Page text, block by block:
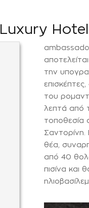
την
του
λεπτά από
τοποθεσία
Σαντορίνη.
θέα,
από 40
πισίνα και